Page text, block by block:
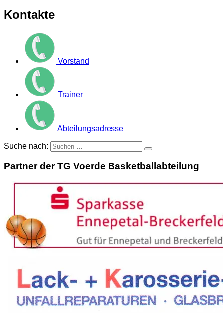
Kontakte
Vorstand
Trainer
Abteilungsadresse
Suche nach:
Partner der TG Voerde Basketballabteilung